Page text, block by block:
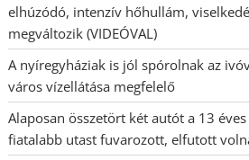
elhúzódó, intenzív hőhullám,
megváltozik (VIDEÓVAL)
A nyíregyháziak is jól spórolnak az
város vízellátása megfelelő
Alaposan összetört két autót a 13
fiatalabb utast fuvarozott, elfutott